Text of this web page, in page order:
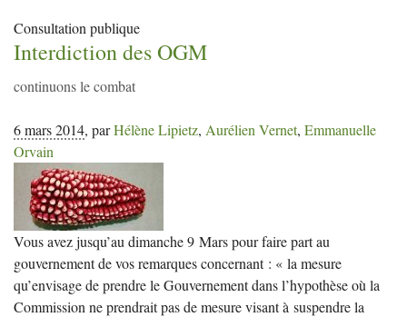
Consultation publique
Interdiction desOGM
continuons le combat
6 mars 2014, parHélène Lipietz, Aurélien Vernet, Emmanuelle
Orvain
Vous avez jusqu’au dimanche 9 Mars pour faire part au
gouvernement de vos remarques concernant : « la mesure
qu’envisage de prendre le Gouvernement dans l’hypothèse où la
Commission ne prendrait pas de mesure visant à suspendre la